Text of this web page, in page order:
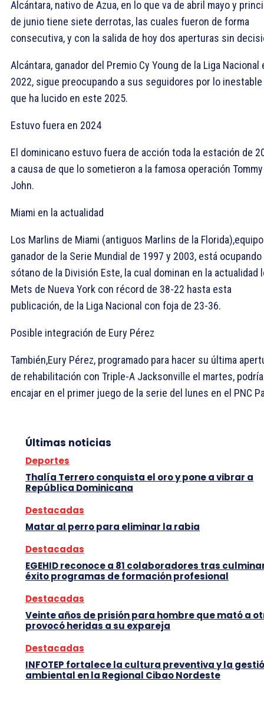
Alcántara, nativo de Azua, en lo que va de abril mayo y
de junio tiene siete derrotas, las cuales fueron de forma
consecutiva, y con la salida de hoy dos aperturas sin
Alcántara, ganador del Premio Cy Young de la Liga Nacional
2022, sigue preocupando a sus seguidores por lo inestable
que ha lucido en este 2025.
Estuvo fuera en 2024
El dominicano estuvo fuera de acción toda la estación de
a causa de que lo sometieron a la famosa operación Tommy
John.
Miami en la actualidad
Los Marlins de Miami (antiguos Marlins de la Florida),equipo
ganador de la Serie Mundial de 1997 y 2003, está ocupando
sótano de la División Este, la cual dominan en la actualidad
Mets de Nueva York con récord de 38-22 hasta esta
publicación, de la Liga Nacional con foja de 23-36.
Posible integración de Eury Pérez
También,Eury Pérez, programado para hacer su última
de rehabilitación con Triple-A Jacksonville el martes, podría
encajar en el primer juego de la serie del lunes en el PNC
Últimas noticias
Deportes
Thalía Terrero conquista el oro y pone a vibrar a
República Dominicana
Destacadas
Matar al perro para eliminar la rabia
Destacadas
EGEHID reconoce a 81 colaboradores tras
éxito programas de formación profesional
Destacadas
Veinte años de prisión para hombre que mató a
provocó heridas a su expareja
Destacadas
INFOTEP fortalece la cultura preventiva y la
ambiental en la Regional Cibao Nordeste